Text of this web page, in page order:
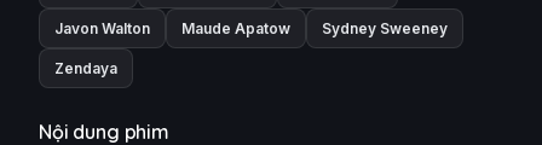
Javon Walton Maude Apatow Sydney Sweeney
Zendaya
Nội dung phim